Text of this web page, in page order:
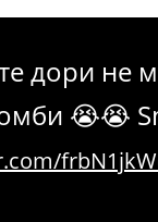
дори не
😭😭